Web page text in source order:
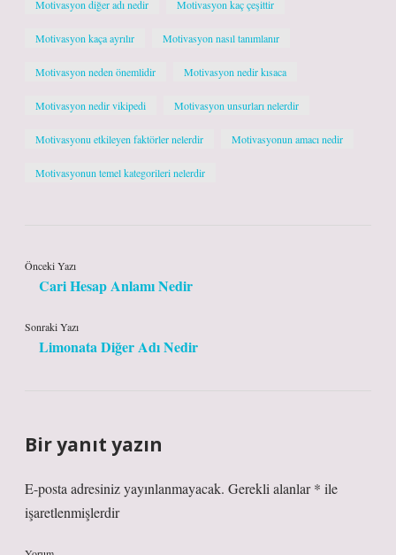
Motivasyon diğer adı nedir Motivasyon kaç çeşittir
Motivasyon kaça ayrılır Motivasyon nasıl tanımlanır
Motivasyon neden önemlidir Motivasyon nedir kısaca
Motivasyon nedir vikipedi Motivasyon unsurları nelerdir
Motivasyonu etkileyen faktörler nelerdir Motivasyonun amacı nedir
Motivasyonun temel kategorileri nelerdir
Önceki Yazı
Cari Hesap Anlamı Nedir
Sonraki Yazı
Limonata Diğer Adı Nedir
Bir yanıt yazın
E-posta adresiniz yayınlanmayacak. Gerekli alanlar* ile
işaretlenmişlerdir